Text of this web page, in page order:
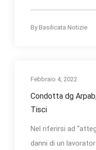
By Basilicata Notizie
Febbraio 4, 2022
Condotta dg
Tisci
Nel riferirsi ad
danni di un